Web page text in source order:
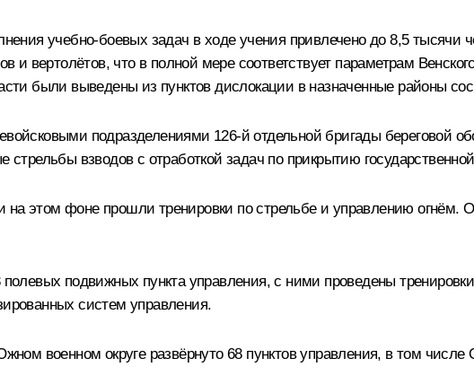
учебно-боевых задач в ходе учения привлечено до 8,5 тысячи
и вертолётов, что в полной мере соответствует параметрам
были выведены из пунктов дислокации в назначенные районы
подразделениями 126‑й отдельной бригады береговой
стрельбы взводов с отработкой задач по прикрытию
этом фоне прошли тренировки по стрельбе и управлению огнём.
полевых подвижных пункта управления, с ними проведены
систем управления.
военном округе развёрнуто 68 пунктов управления, в том числе